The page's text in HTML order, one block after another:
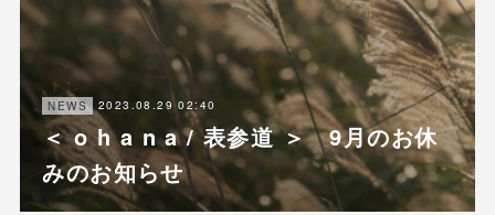
NEWS 2023.08.29 02:40
＜ o h a n a / 表参道 ＞ 9月のお休
みのお知らせ